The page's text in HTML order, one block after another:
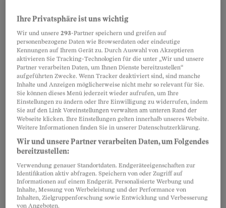
Merken
Artikel teilen
Mit diesem Brief können Sie die von Ihnen
gemietete Wohnung kündigen. Das
Kündigungsschreiben muss spätestens am
letzten Tag vor Beginn der Kündigungsfrist
beim Vermieter eintreffen.
Ihre Privatsphäre ist uns wichtig
Wir und unsere293-Partner speichern und greifen auf
personenbezogene Daten wie Browserdaten oder eindeutige
Kennungen auf Ihrem Gerät zu. Durch Auswahl von Akzeptieren
aktivieren Sie Tracking-Technologien für die unter „Wir und unsere
Partner verarbeiten Daten, um Ihnen Dienste bereitzustellen“
aufgeführten Zwecke. Wenn Tracker deaktiviert sind, sind manche
Inhalte und Anzeigen möglicherweise nicht mehr so relevant für Sie.
Sie können dieses Menü jederzeit wieder aufrufen, um Ihre
Einstellungen zu ändern oder Ihre Einwilligung zu widerrufen, indem
Sie auf den Link Voreinstellungen verwalten am unteren Rand der
Webseite klicken. Ihre Einstellungen gelten innerhalb unseres Website.
Weitere Informationen finden Sie in unserer Datenschutzerklärung.
Wir und unsere Partner verarbeiten Daten, um Folgendes
bereitzustellen:
Verwendung genauer Standortdaten. Endgeräteeigenschaften zur
Identifikation aktiv abfragen. Speichern von oder Zugriff auf
Informationen auf einem Endgerät. Personalisierte Werbung und
Inhalte, Messung von Werbeleistung und der Performance von
Inhalten, Zielgruppenforschung sowie Entwicklung und Verbesserung
von Angeboten.